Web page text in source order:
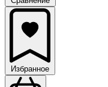
Избранное